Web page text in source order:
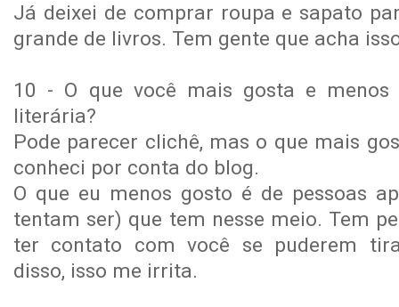
Já deixei de comprar roupa e sapato
grande de livros. Tem gente que acha
10 - O que você mais gosta e menos
literária?
Pode parecer clichê, mas o que mais
conheci por conta do blog.
O que eu menos gosto é de pessoas
tentam ser) que tem nesse meio. Tem
ter contato com você se puderem
disso, isso me irrita.